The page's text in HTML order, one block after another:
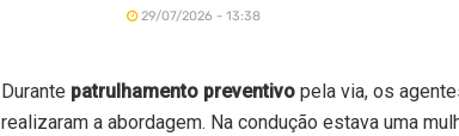
29/07/2026 - 13:38
Durante patrulhamento preventivo pela via, os
realizaram a abordagem. Na condução estava uma